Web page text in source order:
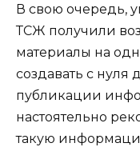
В свою очередь,
ТСЖ получили
материалы на
создавать с нуля
публикации
настоятельно
такую